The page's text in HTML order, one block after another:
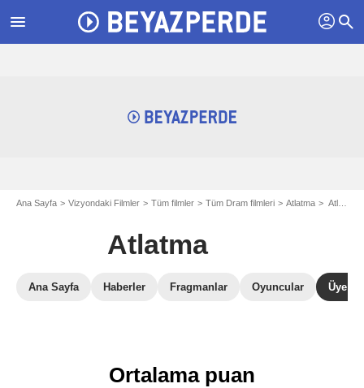
menu profil search
Ana Sayfa Vizyondaki Filmler Tüm filmler Tüm Dram filmleri Atlatma Atlatma eleştirileri
Atlatma
Ana Sayfa Haberler Fragmanlar Oyuncular Üye
Ortalama puan